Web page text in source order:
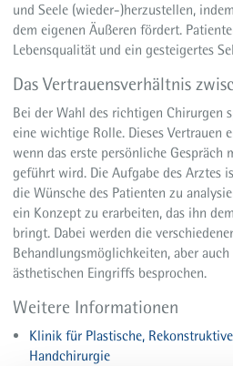
und Seele (wieder-)herzustellen,
dem eigenen Äußeren fördert.
Lebensqualität und ein gesteigertes
Das Vertrauensverhältnis
Bei der Wahl des richtigen Chirurgen
eine wichtige Rolle. Dieses Vertrauen
wenn das erste persönliche
geführt wird. Die Aufgabe des Arztes
die Wünsche des Patienten zu
ein Konzept zu erarbeiten, das ihn
bringt. Dabei werden die
Behandlungsmöglichkeiten, aber
ästhetischen Eingriffs besprochen.
Weitere Informationen
Klinik für Plastische,
Handchirurgie